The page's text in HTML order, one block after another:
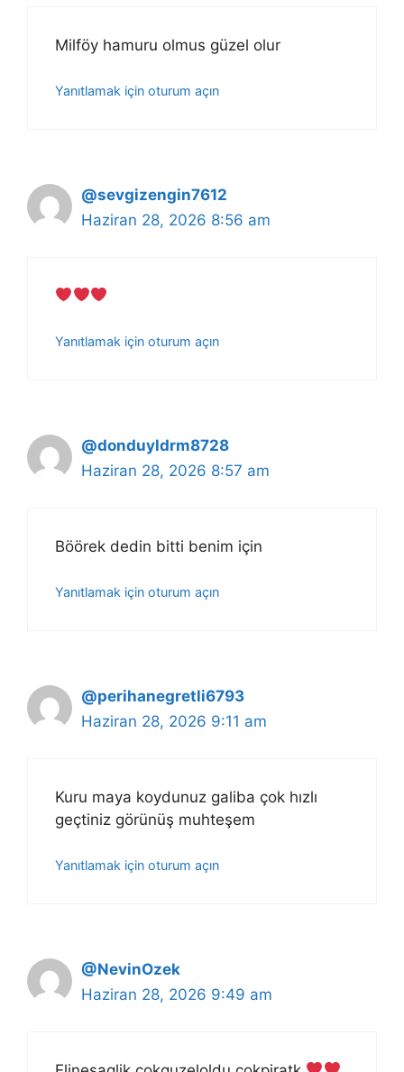
Milföy hamuru olmus güzel olur
Yanıtlamak için oturum açın
@sevgizengin7612
Haziran 28, 2026 8:56 am
Yanıtlamak için oturum açın
@donduyldrm8728
Haziran 28, 2026 8:57 am
Böörek dedin bitti benim için
Yanıtlamak için oturum açın
@perihanegretli6793
Haziran 28, 2026 9:11 am
Kuru maya koydunuz galiba çok hızlı
geçtiniz görünüş muhteşem
Yanıtlamak için oturum açın
@NevinOzek
Haziran 28, 2026 9:49 am